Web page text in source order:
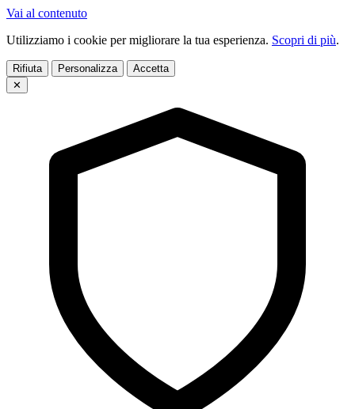
Vai al contenuto
Utilizziamo i cookie per migliorare la tua esperienza. Scopri di più.
Rifiuta Personalizza
Accetta
✕